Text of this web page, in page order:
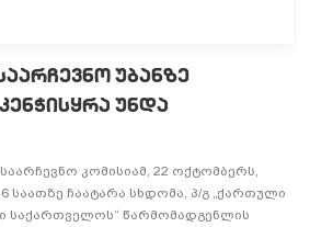
უბანზე
უნდა
კომისიამ, 22 ოქტომბერს,
ჩაატარა სხდომა, პ/გ „ქართული
საქართველოს“ წარმომადგენლის